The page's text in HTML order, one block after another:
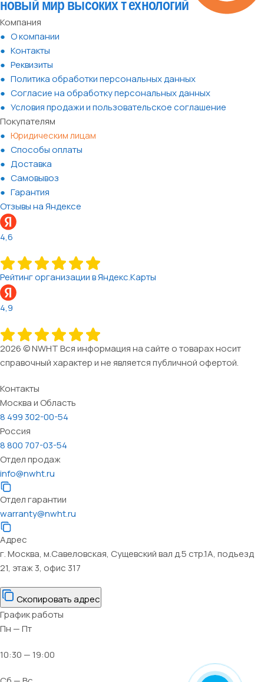
Компания
О компании
Контакты
Реквизиты
Политика обработки персональных данных
Согласие на обработку персональных данных
Условия продажи и пользовательское соглашение
Покупателям
Юридическим лицам
Способы оплаты
Доставка
Самовывоз
Гарантия
Отзывы на Яндексе
4,6
Рейтинг организации в Яндекс.Карты
4,9
2026 © NWHT Вся информация на сайте о товарах носит
справочный характер и не является публичной офертой.
Контакты
Москва и Область
8 499 302-00-54
Россия
8 800 707-03-54
Отдел продаж
info@nwht.ru
Отдел гарантии
warranty@nwht.ru
Адрес
г. Москва, м.Савеловская, Сущевский вал д.5 стр.1А, подъезд
21, этаж 3, офис 317
Скопировать адрес
График работы
Пн — Пт
10:30 — 19:00